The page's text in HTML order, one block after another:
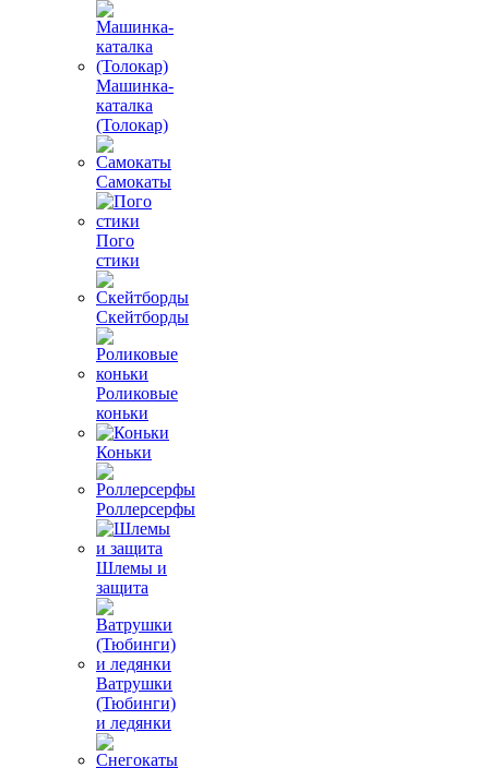
Машинка-
каталка
(Толокар)
Самокаты
Пого
стики
Скейтборды
Роликовые
коньки
Коньки
Роллерсерфы
Шлемы и
защита
Ватрушки
(Тюбинги)
и ледянки